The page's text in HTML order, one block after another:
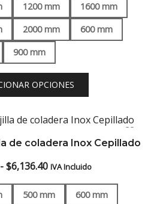
precios:
desde
$5,104.00
$10,208.00
1200 mm
1600 mm
2000 mm
600 mm
900 mm
OPCIONES
de coladera Inox Cepillado
- $6,136.40Rango
de
precios:
IVA Incluido
500 mm
600 mm